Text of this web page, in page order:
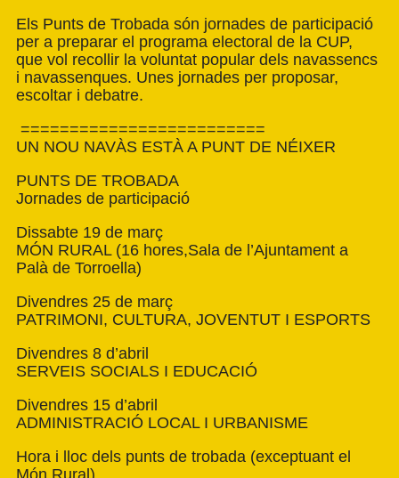
Els Punts de Trobada són jornades de participació
per a preparar el programa electoral de la CUP,
que vol recollir la voluntat popular dels navassencs
i navassenques. Unes jornades per proposar,
escoltar i debatre.
=========================
UN NOU NAVÀS ESTÀ A PUNT DE NÉIXER
PUNTS DE TROBADA
Jornades de participació
Dissabte 19 de març
MÓN RURAL (16 hores,Sala de l’Ajuntament a
Palà de Torroella)
Divendres 25 de març
PATRIMONI, CULTURA, JOVENTUT I ESPORTS
Divendres 8 d’abril
SERVEIS SOCIALS I EDUCACIÓ
Divendres 15 d’abril
ADMINISTRACIÓ LOCAL I URBANISME
Hora i lloc dels punts de trobada (exceptuant el
Món Rural)